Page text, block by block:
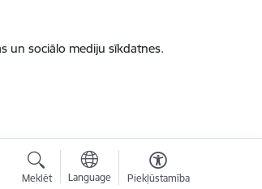
un sociālo mediju sīkdatnes.
Meklēt Language Piekļūstamība